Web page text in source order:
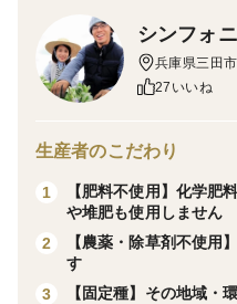
分量は、宅急便コンパク
めいっぱい入る量となり
にんじんはオールマイテ
が、とくにバター醤油ソ
レッシングやマヨネーズ
おすすめです！
シンフォ
兵庫県三田市
27いいね
生産者のこだわり
1
【肥料不使用】化学肥
や堆肥も使用しません
2
【農薬・除草剤不使用
す
3
【固定種】その地域・